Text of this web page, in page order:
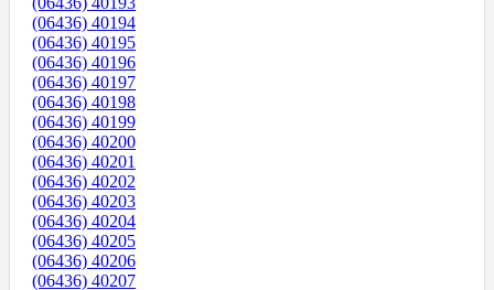
(06436) 40194
(06436) 40195
(06436) 40196
(06436) 40197
(06436) 40198
(06436) 40199
(06436) 40200
(06436) 40201
(06436) 40202
(06436) 40203
(06436) 40204
(06436) 40205
(06436) 40206
(06436) 40207